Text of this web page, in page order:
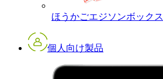
ほうかごエジソンボックス
個人向け製品